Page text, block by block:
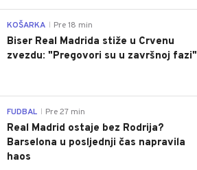
KOŠARKA Pre 18 min
Biser Real Madrida stiže u Crvenu
zvezdu: "Pregovori su u završnoj fazi"
FUDBAL Pre 27 min
Real Madrid ostaje bez Rodrija?
Barselona u posljednji čas napravila
haos